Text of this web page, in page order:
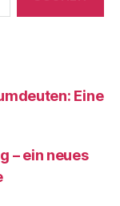
Eine
– ein neues